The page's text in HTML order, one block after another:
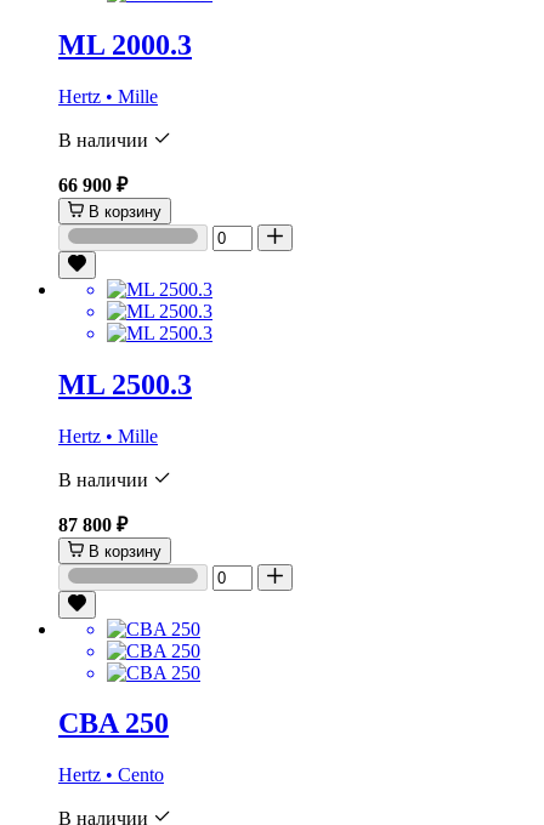
ML 2000.3
Hertz • Mille
В наличии
66 900 ₽
В корзину
ML 2500.3
Hertz • Mille
В наличии
87 800 ₽
В корзину
CBA 250
Hertz • Cento
В наличии